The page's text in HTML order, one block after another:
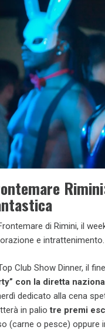
di Rimini, il
e intrattenimento.
Club Show Dinner, il
con la diretta
dedicato alla cena
in paliotre premi
(carne o pesce) oppure